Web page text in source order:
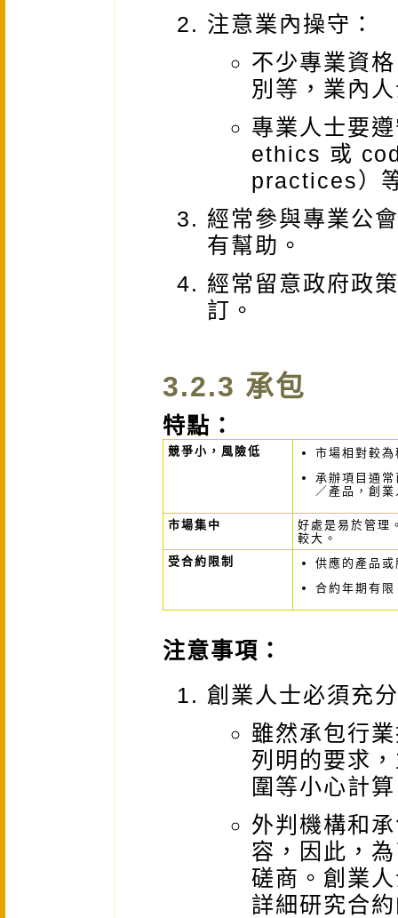
注意業內操守：
不少專業資
別等，業內
專業人士要
ethics 或
practices）
經常參與專業公
有幫助。
經常留意政府政
訂。
3.2.3 承包
特點：
競爭小，風險低
市場相對較
承辦項目通
／產品，創
市場集中
好處是易於管理
較大。
受合約限制
供應的產品
合約年期有限
注意事項：
創業人士必須充
雖然承包行
列明的要求
圍等小心計
外判機構和
容，因此，
磋商。創業
詳細研究合